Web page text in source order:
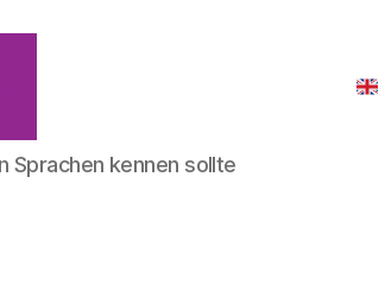
Sprachen kennen sollte